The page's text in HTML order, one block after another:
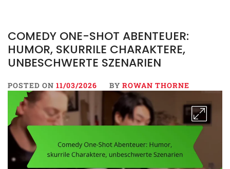
COMEDY ONE-SHOT ABENTEUER:
HUMOR, SKURRILE CHARAKTERE,
UNBESCHWERTE SZENARIEN
POSTED ON 11/03/2026 BY ROWAN THORNE